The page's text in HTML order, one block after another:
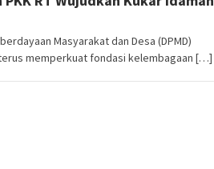
Masyarakat dan Desa (DPMD)
memperkuat fondasi kelembagaan […]